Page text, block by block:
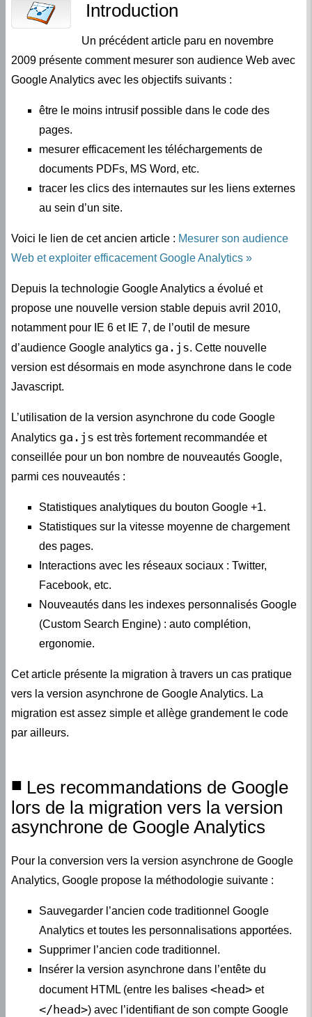
Introduction
Un précédent article paru en novembre
2009 présente comment mesurer son audience Web avec
Google Analytics avec les objectifs suivants :
être le moins intrusif possible dans le code des
pages.
mesurer efficacement les téléchargements de
documents PDFs, MS Word, etc.
tracer les clics des internautes sur les liens externes
au sein d’un site.
Voici le lien de cet ancien article : Mesurer son audience
Web et exploiter efficacement Google Analytics
Depuis la technologie Google Analytics a évolué et
propose une nouvelle version stable depuis avril 2010,
notamment pour IE 6 et IE 7, de l’outil de mesure
d’audience Google analytics ga.js. Cette nouvelle
version est désormais en mode asynchrone dans le code
Javascript.
L’utilisation de la version asynchrone du code Google
Analytics ga.js est très fortement recommandée et
conseillée pour un bon nombre de nouveautés Google,
parmi ces nouveautés :
Statistiques analytiques du bouton Google +1.
Statistiques sur la vitesse moyenne de chargement
des pages.
Interactions avec les réseaux sociaux : Twitter,
Facebook, etc.
Nouveautés dans les indexes personnalisés Google
(Custom Search Engine) : auto complétion,
ergonomie.
Cet article présente la migration à travers un cas pratique
vers la version asynchrone de Google Analytics. La
migration est assez simple et allège grandement le code
par ailleurs.
Les recommandations de Google
lors de la migration vers la version
asynchrone de Google Analytics
Pour la conversion vers la version asynchrone de Google
Analytics, Google propose la méthodologie suivante :
Sauvegarder l’ancien code traditionnel Google
Analytics et toutes les personnalisations apportées.
Supprimer l’ancien code traditionnel.
Insérer la version asynchrone dans l’entête du
document HTML (entre les balises <head> et
</head>) avec l’identifiant de son compte Google